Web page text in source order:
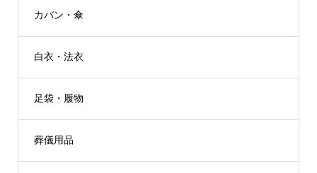
カバン・傘
白衣・法衣
足袋・履物
葬儀用品